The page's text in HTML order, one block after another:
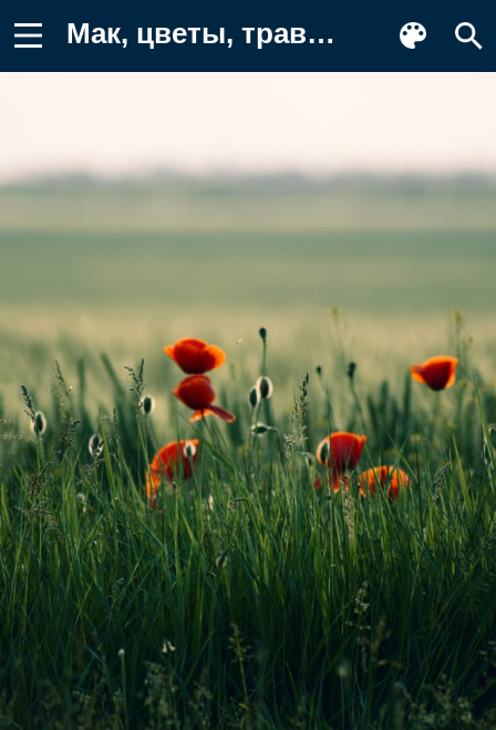
Мак, цветы, трава Заставка на телефон